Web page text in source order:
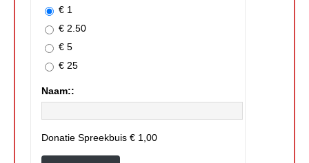
€ 1
€ 2.50
€ 5
€ 25
Naam::
Donatie Spreekbuis € 1,00